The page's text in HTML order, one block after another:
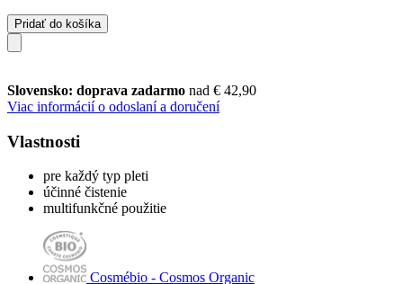
Pridať do košíka
Slovensko: doprava zadarmo nad € 42,90
Viac informácií o odoslaní a doručení
Vlastnosti
pre každý typ pleti
účinné čistenie
multifunkčné použitie
Cosmébio - Cosmos Organic